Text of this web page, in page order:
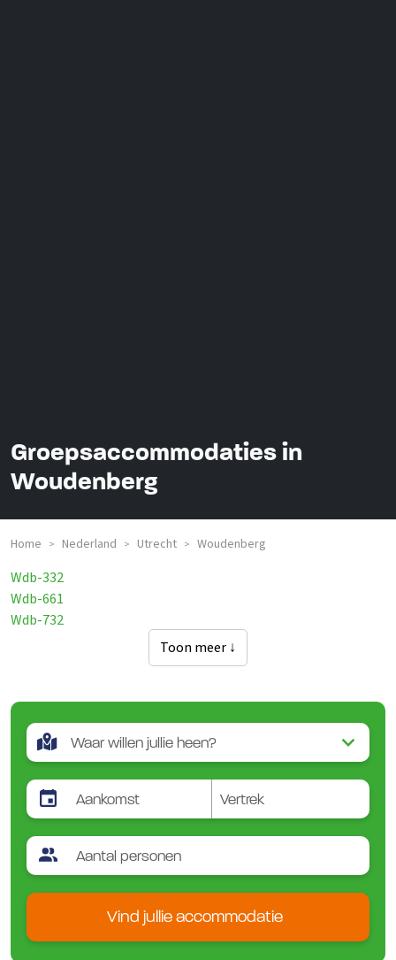
Groepsaccommodaties in
Woudenberg
Home > Nederland > Utrecht > Woudenberg
Wdb-332
Wdb-661
Wdb-732
Toon meer ↓
Vind jullie accommodatie